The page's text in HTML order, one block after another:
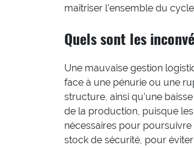
maîtriser l’ensemble du
Quels sont les
Une mauvaise gestion
face à une pénurie ou une
structure, ainsi qu’une
de la production, puisque
nécessaires pour
stock de sécurité, pour